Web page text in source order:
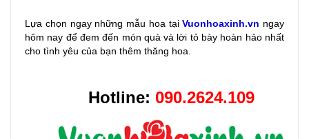
Lựa chọn ngay những mẫu hoa tạiVuonhoaxinh.vn ngay
hôm nay để đem đến món quà và lời tỏ bày hoàn hảo nhất
cho tình yêu của bạn thêm thăng hoa.
Hotline: 090.2624.109